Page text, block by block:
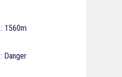
: 1560m
: Danger